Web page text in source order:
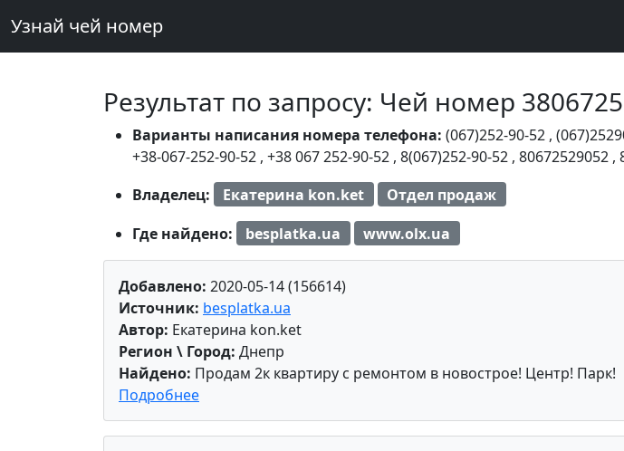
Узнай чей номер
Результат по запросу: Чей номер
Варианты написания номера телефона: (067)252-90-52 ,
+38-067-252-90-52 , +38 067 252-90-52 , 8(067)252-90-52 , 80672529052 ,
Владелец:
Екатерина kon.ket
Отдел продаж
Где найдено:
besplatka.ua www.olx.ua
Добавлено: 2020-05-14 (156614)
Источник: besplatka.ua
Автор: Екатерина kon.ket
Регион \ Город: Днепр
Найдено: Продам 2к квартиру с ремонтом в новострое! Центр! Парк!
Подробнее